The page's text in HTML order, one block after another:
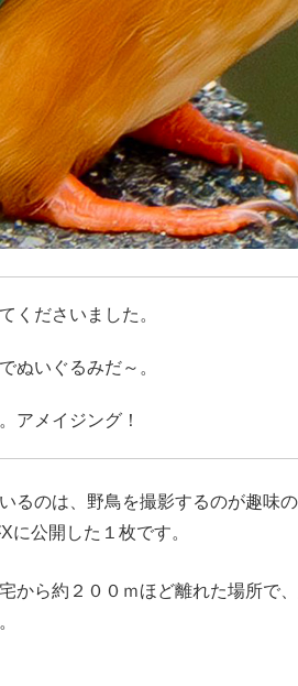
くださいました。
ぬいぐるみだ～。
アメイジング！
るのは、野鳥を撮影するのが趣味
に公開した１枚です。
から約２００ｍほど離れた場所で